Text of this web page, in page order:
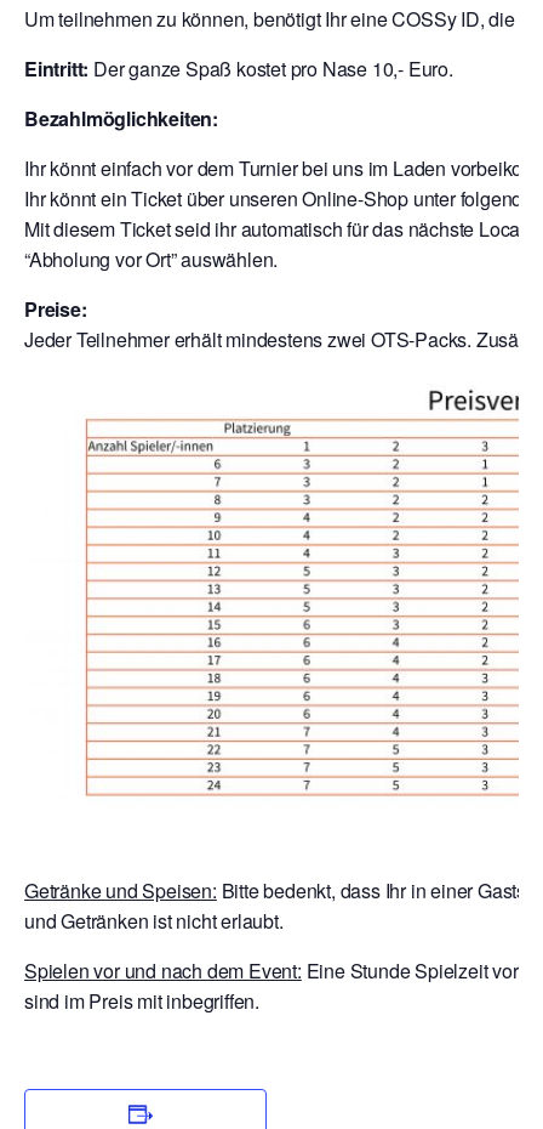
Um teilnehmen zu können, benötigt Ihr eine COSSy ID, die
Eintritt: Der ganze Spaß kostet pro Nase 10,- Euro.
Bezahlmöglichkeiten:
Ihr könnt einfach vor dem Turnier bei uns im Laden
Ihr könnt ein Ticket über unseren Online-Shop unter
Mit diesem Ticket seid ihr automatisch für das nächste Local
“Abholung vor Ort” auswählen.
Preise:
Jeder Teilnehmer erhält mindestens zwei OTS-Packs.
Getränke und Speisen: Bitte bedenkt, dass Ihr in einer
und Getränken ist nicht erlaubt.
Spielen vor und nach dem Event: Eine Stunde Spielzeit vor
sind im Preis mit inbegriffen.